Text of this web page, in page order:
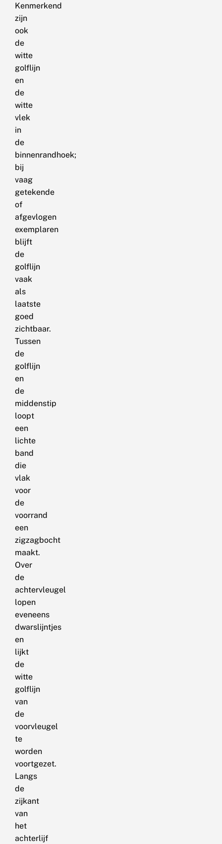
Kenmerkend
zijn
ook
de
witte
golflijn
en
de
witte
vlek
in
de
binnenrandhoek;
bij
vaag
getekende
of
afgevlogen
exemplaren
blijft
de
golflijn
vaak
als
laatste
goed
zichtbaar.
Tussen
de
golflijn
en
de
middenstip
loopt
een
lichte
band
die
vlak
voor
de
voorrand
een
zigzagbocht
maakt.
Over
de
achtervleugel
lopen
eveneens
dwarslijntjes
en
lijkt
de
witte
golflijn
van
de
voorvleugel
te
worden
voortgezet.
Langs
de
zijkant
van
het
achterlijf